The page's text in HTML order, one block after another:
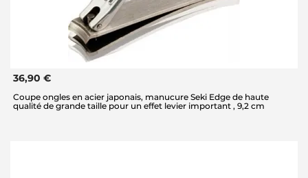
36,90 €
Coupe ongles en acier japonais, manucure Seki Edge de haute
qualité de grande taille pour un effet levier important , 9,2 cm